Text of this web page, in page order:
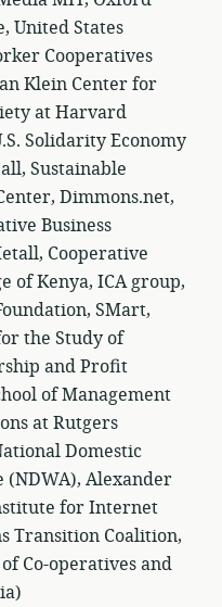
United States
Cooperatives
Klein Center for
at Harvard
Solidarity Economy
Sustainable
Dimmons.net,
Business
Cooperative
of Kenya, ICA group,
SMart,
the Study of
and Profit
of Management
at Rutgers
Domestic
Alexander
for Internet
Transition Coalition,
Co-operatives and